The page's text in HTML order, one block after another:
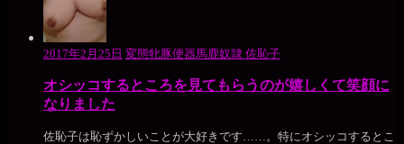
2017年2月25日 変態牝豚便器馬鹿奴隷 佐恥子
オシッコするところを見てもらうのが嬉しくて笑顔に
なりました
佐恥子は恥ずかしいことが大好きです……。特にオシッコするとこ